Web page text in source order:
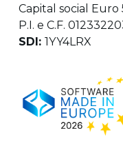
Capital social Euro
P.I. e C.F.
SDI:1YY4LRX